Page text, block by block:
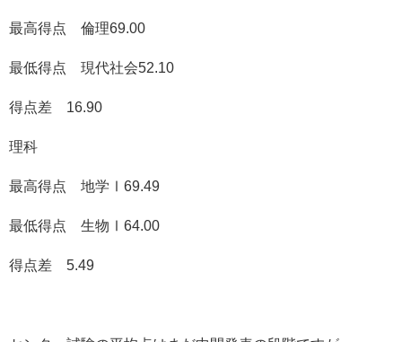
最高得点 倫理69.00
最低得点 現代社会52.10
得点差 16.90
理科
最高得点 地学Ⅰ69.49
最低得点 生物Ⅰ64.00
得点差 5.49